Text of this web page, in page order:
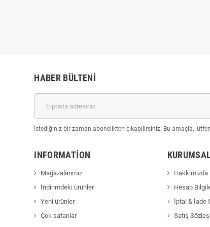
HABER BÜLTENI
İstediğiniz bir zaman abonelikten çıkabilirsiniz. Bu amaçla,
INFORMATION
Mağazalarımız
İndirimdeki ürünler
Yeni ürünler
Çok satanlar
Hakkımızda
Hesap
İptal & İade
Satış